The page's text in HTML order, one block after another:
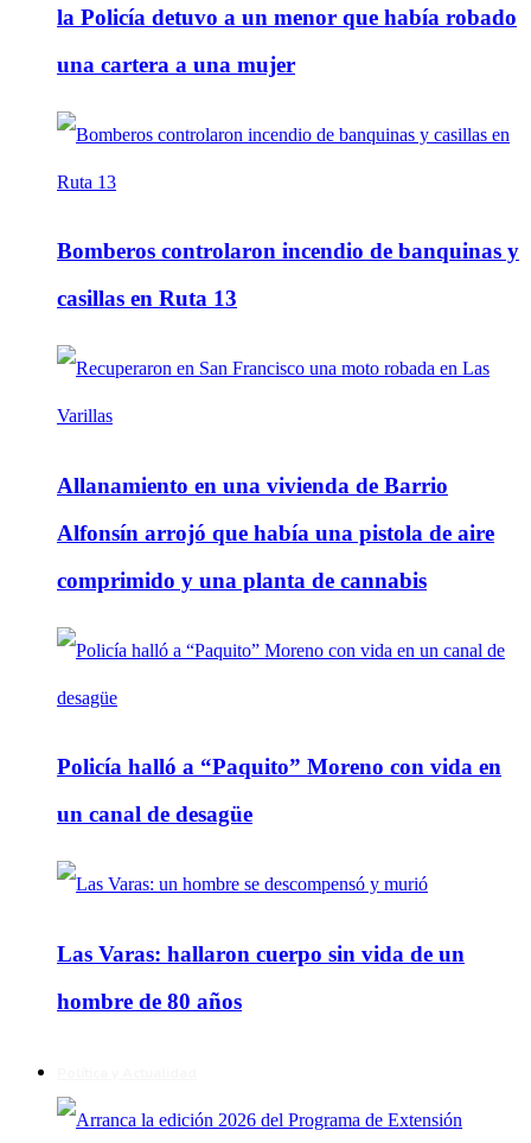
la Policía detuvo a un menor que había robado
una cartera a una mujer
Bomberos controlaron incendio de banquinas y
casillas en Ruta 13
Allanamiento en una vivienda de Barrio
Alfonsín arrojó que había una pistola de aire
comprimido y una planta de cannabis
Policía halló a “Paquito” Moreno con vida en
un canal de desagüe
Las Varas: hallaron cuerpo sin vida de un
hombre de 80 años